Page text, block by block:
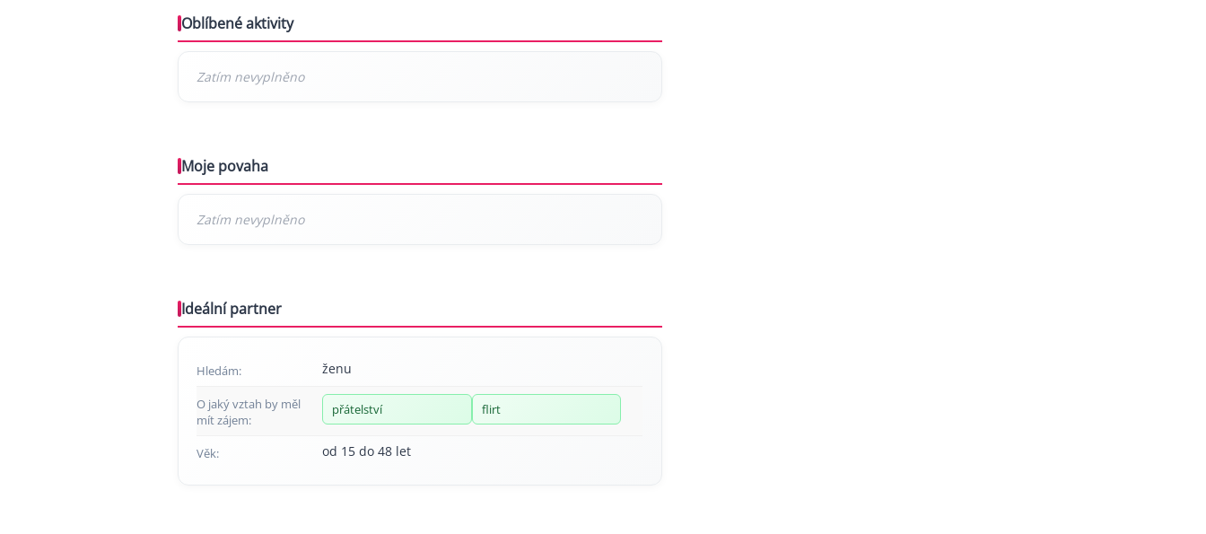
Oblíbené aktivity
Moje povaha
Ideální partner
Hledám: ženu
O jaký vztah by měl
mít zájem:
přátelství flirt
Věk: od 15 do 48 let